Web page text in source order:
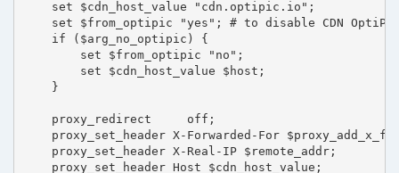
    set $cdn_host_value "cdn.optipic.io";
set $from_optipic "yes"; # to disable CDN
    if ($arg_no_optipic) {
        set $from_optipic "no";
        set $cdn_host_value $host;
    }
    proxy_redirect     off;
proxy_set_header X-Forwarded-For
    proxy_set_header X-Real-IP $remote_addr;
    proxy_set_header Host $cdn_host_value;